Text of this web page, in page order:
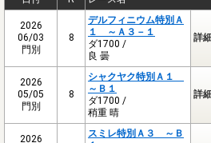
2026
06/03
門別
8
デルフィニウム特別Ａ
１ ～Ａ３－１
ダ1700 /
良 曇
詳
2026
05/05
門別
8
シャクヤク特別Ａ１
～Ｂ１
ダ1700 /
稍重 晴
詳
2026
スミレ特別Ａ３ ～Ｂ